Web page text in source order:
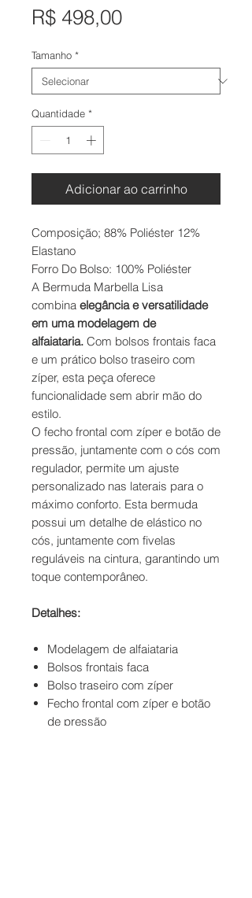
R$ 498,00Preço
Tamanho *
Quantidade *
Adicionar ao carrinho
Composição; 88% Poliéster 12%
Elastano
Forro Do Bolso: 100% Poliéster
A Bermuda Marbella Lisa
combina elegância e versatilidade
em uma modelagem de
alfaiataria. Com bolsos frontais faca
e um prático bolso traseiro com
zíper, esta peça oferece
funcionalidade sem abrir mão do
estilo.
O fecho frontal com zíper e botão de
pressão, juntamente com o cós com
regulador, permite um ajuste
personalizado nas laterais para o
máximo conforto. Esta bermuda
possui um detalhe de elástico no
cós, juntamente com fivelas
reguláveis na cintura, garantindo um
toque contemporâneo.
Detalhes:
Modelagem de alfaiataria
Bolsos frontais faca
Bolso traseiro com zíper
Fecho frontal com zíper e botão
de pressão